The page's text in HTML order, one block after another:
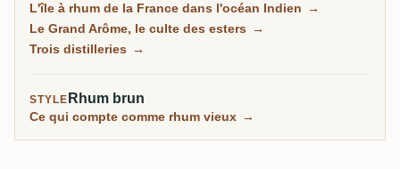
Arôme : un style longuement fermenté et riche en
esters, aussi sauvage et tropical que tout ce qui vient
L'île à rhum de la France dans l'océan Indien →
Le Grand Arôme, le culte des esters →
Trois distilleries →
STYLE Rhum brun
Ce qui compte comme rhum vieux →